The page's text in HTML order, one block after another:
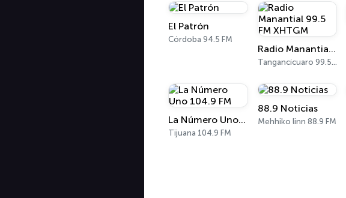
El Patrón
Córdoba 94.5 FM
Radio Manantial 99.5 FM XHTGM
Tangancícuaro 99.5 FM
La Número Uno 104.9 FM
Tijuana 104.9 FM
88.9 Noticias
Mehhiko linn 88.9 FM